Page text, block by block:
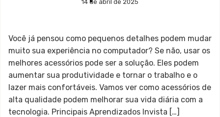
14 de abril de 2025
Você já pensou como pequenos detalhes podem mudar
muito sua experiência no computador? Se não, usar os
melhores acessórios pode ser a solução. Eles podem
aumentar sua produtividade e tornar o trabalho e o
lazer mais confortáveis. Vamos ver como acessórios de
alta qualidade podem melhorar sua vida diária com a
tecnologia. Principais Aprendizados Invista […]